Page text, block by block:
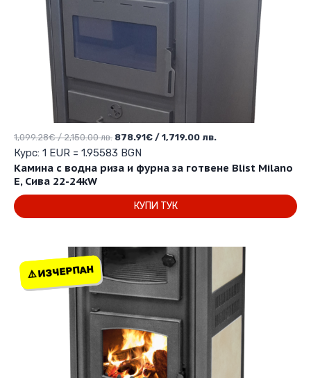
Камина с водна риза и фурна за готвене Blist Milano
E, Сива 22-24kW
1,099.28€/ 2,150.00 лв. Original
price
was:
/
2,150.00 лв..
878.91€ / 1,719.00 лв.Текущата
е:
/
Курс: 1 EUR = 1.95583 BGN
КУПИ ТУК
⚠️ ИЗЧЕРПАН
⚠️ ИЗЧЕРПАН